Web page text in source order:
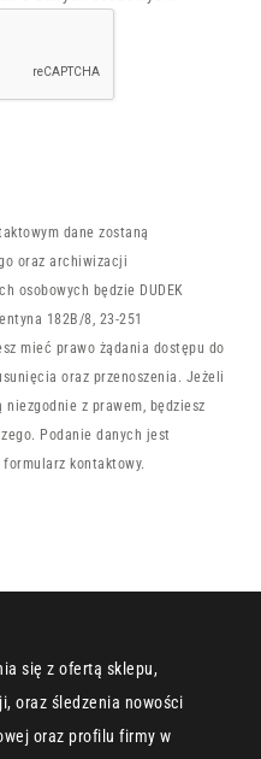
dane zostaną
oraz archiwizacji
osobowych będzie DUDEK
182B/8, 23-251
mieć prawo żądania dostępu do
oraz przenoszenia. Jeżeli
niezgodnie z prawem, będziesz
Podanie danych jest
kontaktowy.
się z ofertą sklepu,
oraz śledzenia nowości
oraz profilu firmy w